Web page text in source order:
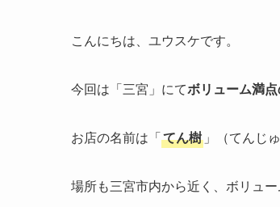
こんにちは、ユウスケです。
今回は「三宮」にてボリューム満
お店の名前は「てん樹 」（てんじ
場所も三宮市内から近く、ボリュ